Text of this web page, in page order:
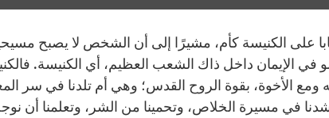
على الكنيسة كأم، مشيرًا إلى أن الشخص لا يصبح مسيحيا
في الإيمان داخل ذاك الشعب العظيم، أي الكنيسة.
ومع الأخوة، بقوة الروح القدس؛ وهي أم تلدنا في سر
في مسيرة الخلاص، وتحمينا من الشر، وتعلمنا أن